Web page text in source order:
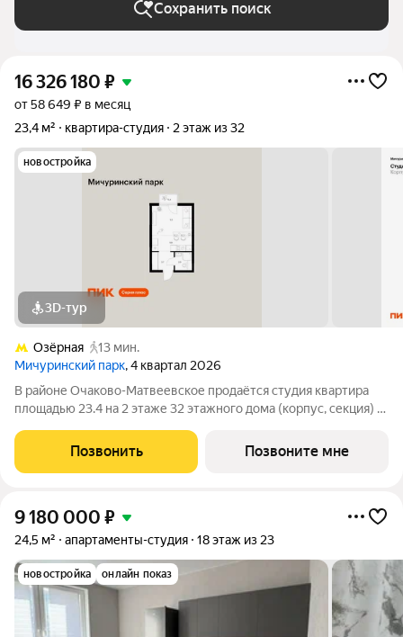
Сохранить поиск
16 326 180 ₽
от 58 649 ₽ в месяц
23,4 м²
квартира-студия 2 этаж из 32
новостройка
3D-тур
Озёрная
13 мин.
Мичуринский парк, 4 квартал 2026
В районе Очаково-Матвеевское продаётся студия квартира
площадью 23.4 на 2 этаже 32 этажного дома (корпус, секция) в
минут пешком до станции метро «Озёрная». 3 минуты на
автомобиле до МКАД и 20
Позвонить Позвоните мне
9 180 000 ₽
24,5 м² апартаменты-студия 18 этаж из 23
новостройка онлайн показ